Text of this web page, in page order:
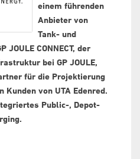
einem führenden
Anbieter von
Tank- und
JOULE CONNECT, der
bei GP JOULE,
für die Projektierung
Kunden von UTA Edenred.
Public-, Depot-